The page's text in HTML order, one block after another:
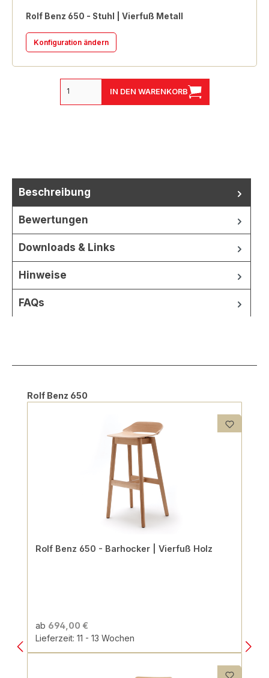
Rolf Benz 650 - Stuhl | Vierfuß Metall
Konfiguration ändern
IN DEN WARENKORB
Beschreibung
Bewertungen
Downloads & Links
Hinweise
FAQs
Produktgalerie überspringen
Rolf Benz 650
Rolf Benz 650 - Barhocker | Vierfuß Holz
ab 694,00 €
Lieferzeit: 11 - 13 Wochen